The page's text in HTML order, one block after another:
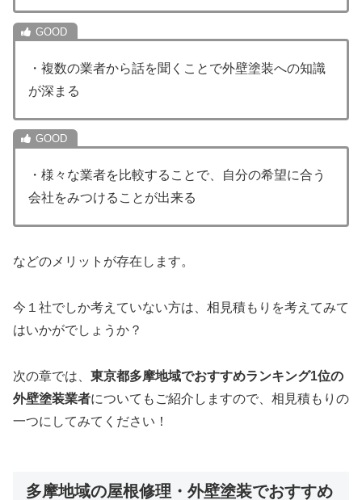
・複数の業者から話を聞くことで外壁塗装への知識
が深まる
・様々な業者を比較することで、自分の希望に合う
会社をみつけることが出来る
などのメリットが存在します。
今１社でしか考えていない方は、相見積もりを考えてみて
はいかがでしょうか？
次の章では、 東京都多摩地域でおすすめランキング1位の
外壁塗装業者についてもご紹介しますので、相見積もりの
一つにしてみてください！
多摩地域の屋根修理・外壁塗装でおすすめ